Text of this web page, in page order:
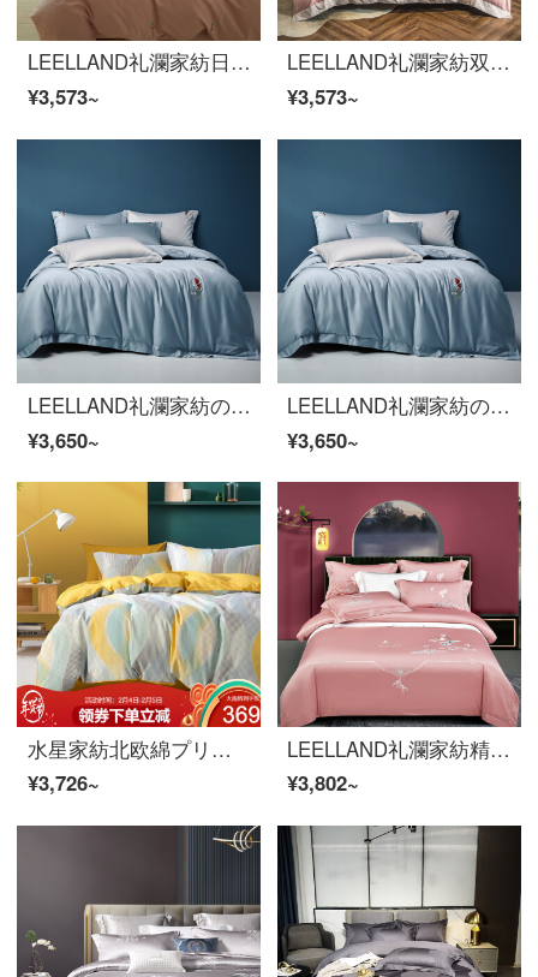
LEELLAND礼瀾家紡日韓無印風色織洗濯綿刺繍全綿寝具四点セット夏純綿ベッドセットサボテン刺繍-ピンク1.8 mシーツモデル/200*230 cm布団カバー
¥3,573~
LEELLAND礼瀾家紡双拼素色100本のマカオ綿刺繍スプライス綿ベッドの上の4点セットの純綿布団カバー4点セットの純色ベッドセットの果物粉浅銀1.8-210 mベッド/220*240 cm
¥3,573~
LEELLAND礼瀾家紡の国の湿った風60本の長い綿の無地の刺繍の全綿の寝具の4点セットの純綿のシーツの4点セットのコイ-スモッグの蘭1.8-210メートルのベッド/220*240 cm布団カバー
¥3,650~
LEELLAND礼瀾家紡の国の湿った風60本の長い綿の無地の刺繍の全綿の寝具の4点セットの純綿のシーツの4点セットのコイ-スモッグの蘭1.8-210メートルのベッド/220*240 cm布団カバー
¥3,650~
水星家紡北欧綿プリントベッドに純綿布団カバーシーツ枕カバー寝具ダブル布団セット1.8メートル（適応220*240芯）
¥3,726~
LEELLAND礼瀾家紡精梳綿刺繍の全綿ベッドの上の四点セットの純綿高品質刺繍ベッドセットの月色あんこ1.5-1.8メートルベッド/200*230 cm
¥3,802~